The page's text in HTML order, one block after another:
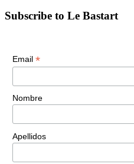
Subscribe to Le Bastart
Email *
Nombre
Apellidos